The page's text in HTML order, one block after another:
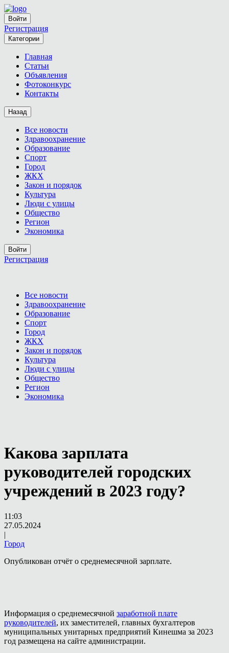
Войти
Регистрация
Категории
Главная
Статьи
Объявления
Фотоконкурс
Контакты
Назад
Все новости
Здравоохранение
Образование
Спорт
Город
ЖКХ
Закон и порядок
Культура
Люди с улицы
Общество
Регион
Экономика
Войти
Регистрация
Все новости
Здравоохранение
Образование
Спорт
Город
ЖКХ
Закон и порядок
Культура
Люди с улицы
Общество
Регион
Экономика
Какова зарплата
руководителей городских
учреждений в 2023 году?
11:03
27.05.2024
|
Город
Опубликован отчёт о среднемесячной зарплате.
Информация о среднемесячной заработной плате
руководителей, их заместителей, главных бухгалтеров
муниципальных унитарных предприятий Кинешма за 2023
год размещена на сайте администрации.